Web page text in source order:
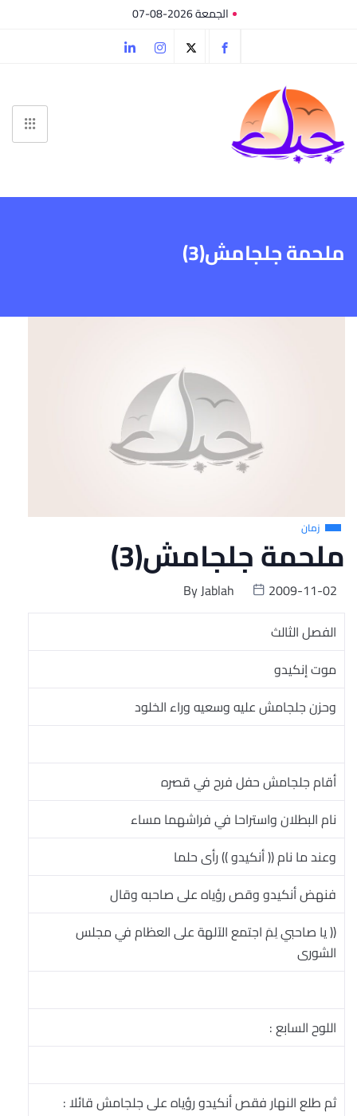
الجمعة 2026-08-07
ملحمة جلجامش(3)
زمان
ملحمة جلجامش(3)
ByJablah
2009-11-02
الفصل الثالث
موت إنكيدو
وحزن جلجامش عليه وسعيه وراء الخلود
أقام جلجامش حفل فرح في قصره
نام البطلان واستراحا في فراشهما مساء
وعند ما نام (( أنكيدو )) رأى حلما
فنهض أنكيدو وقص رؤياه على صاحبه وقال
(( يا صاحبي لِمَ اجتمع الآلهة على العظام في مجلس
الشورى
اللوح السابع :
ثم طلع النهار فقص أنكيدو رؤياه على جلجامش قائلا :